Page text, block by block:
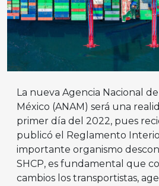
La nueva Agencia Nacional
México (ANAM) será una
primer día del 2022, pues
publicó el Reglamento
importante organismo
SHCP, es fundamental que
cambios los transportistas,